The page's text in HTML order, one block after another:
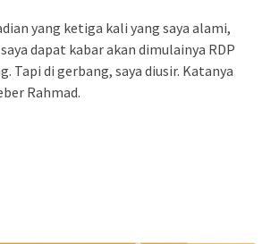
yang ketiga kali yang saya alami,
dapat kabar akan dimulainya RDP
Tapi di gerbang, saya diusir. Katanya
Rahmad.